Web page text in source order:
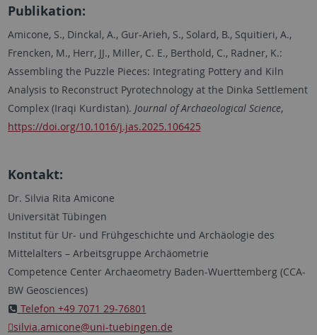
Publikation:
Amicone, S., Dinckal, A., Gur-Arieh, S., Solard, B., Squitieri, A.,
Frencken, M., Herr, JJ., Miller, C. E., Berthold, C., Radner, K.:
Assembling the Puzzle Pieces: Integrating Pottery and Kiln
Analysis to Reconstruct Pyrotechnology at the Dinka Settlement
Complex (Iraqi Kurdistan). Journal of Archaeological Science,
https://doi.org/10.1016/j.jas.2025.106425
Kontakt:
Dr. Silvia Rita Amicone
Universität Tübingen
Institut für Ur- und Frühgeschichte und Archäologie des
Mittelalters – Arbeitsgruppe Archäometrie
Competence Center Archaeometry Baden-Wuerttemberg (CCA-
BW Geosciences)
Telefon +49 7071 29-76801
silvia.amicone@uni-tuebingen.de